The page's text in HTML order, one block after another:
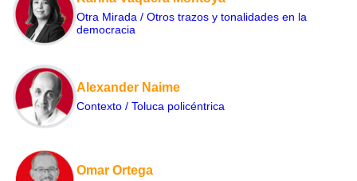
Otra Mirada / Otros trazos y tonalidades en la
democracia
Alexander Naime
Contexto / Toluca policéntrica
Omar Ortega